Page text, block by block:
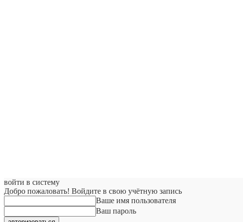
войти в систему
Добро пожаловать! Войдите в свою учётную запись
Ваше имя пользователя
Ваш пароль